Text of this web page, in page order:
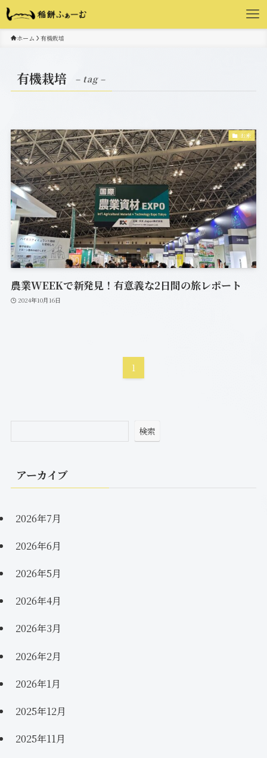
ホーム 有機栽培
有機栽培 – tag –
お米
農業WEEKで新発見！有意義な2日間の旅レポート
2024年10月16日
1
検索
アーカイブ
2026年7月
2026年6月
2026年5月
2026年4月
2026年3月
2026年2月
2026年1月
2025年12月
2025年11月